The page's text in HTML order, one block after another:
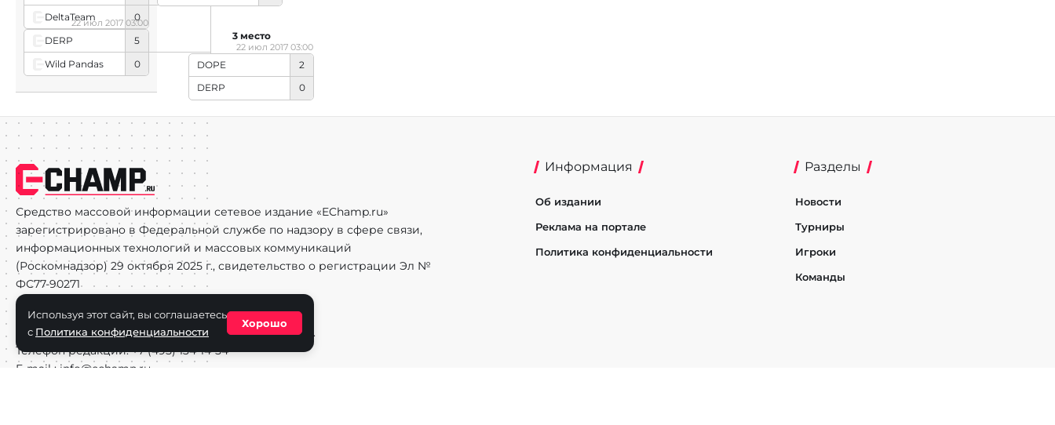
DeltaTeam
0
DERP
5
Wild Pandas
0
22 июл 2017 03:00
DOPE
2
DERP
0
22 июл 2017 03:00
3 место
Средство массовой информации сетевое издание «EChamp.ru»
зарегистрировано в Федеральной службе по надзору в сфере связи,
информационных технологий и массовых коммуникаций
(Роскомнадзор) 29 октября 2025 г., свидетельство о регистрации Эл №
ФС77-90271
Учредитель СМИ «EChamp.ru»: ИП Чередник А.В.
Главный редактор СМИ «EChamp.ru»: Чередник А.В.
Телефон редакции: +7 (495) 134-14-54
E-mail : info@echamp.ru
Информация
Об издании
Реклама на портале
Политика конфиденциальности
Разделы
Новости
Турниры
Игроки
Команды
Используя этот сайт, вы соглашаетесь
с Политика конфиденциальности
Хорошо